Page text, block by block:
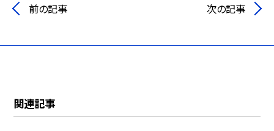
前の記事 次の記事
関連記事